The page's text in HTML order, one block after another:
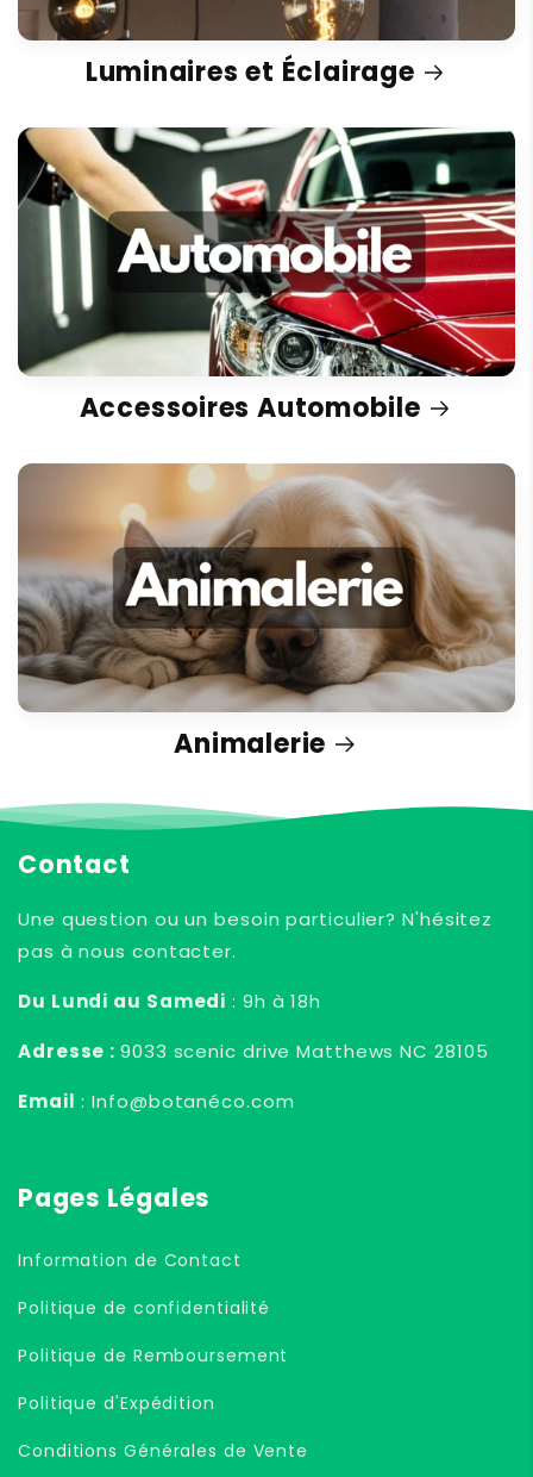
Luminaires et Éclairage
Accessoires Automobile
Animalerie
Contact
Une question ou un besoin particulier? N'hésitez
pas à nous contacter.
Du Lundi au Samedi : 9h à 18h
Adresse : 9033 scenic drive Matthews NC 28105
Email : Info@botanéco.com
Pages Légales
Information de Contact
Politique de confidentialité
Politique de Remboursement
Politique d'Expédition
Conditions Générales de Vente